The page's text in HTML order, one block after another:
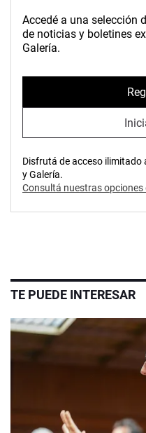
Accedé a una selección
de noticias y boletines
Galería.
Disfrutá de acceso ilimitado
y Galería.
Consultá nuestras opciones
TE PUEDE INTERESAR